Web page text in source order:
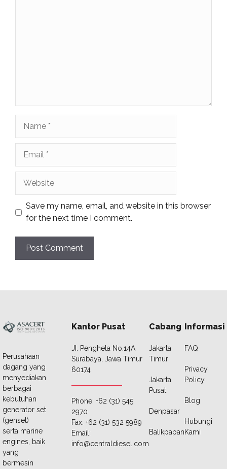
Save my name, email, and website in this browser
for the next time I comment.
Perusahaan
dagang yang
menyediakan
berbagai
kebutuhan
generator set
(genset)
serta marine
engines, baik
yang
bermesin
Kantor Pusat
JI. Penghela No.14A
Surabaya, Jawa Timur
60174
Phone: +62 (31) 545
2970
Fax: +62 (31) 532 5989
Email:
info@centraldiesel.com
Cabang
Jakarta
Timur
Jakarta
Pusat
Denpasar
Balikpapan
Informasi
FAQ
Privacy
Policy
Blog
Hubungi
Kami